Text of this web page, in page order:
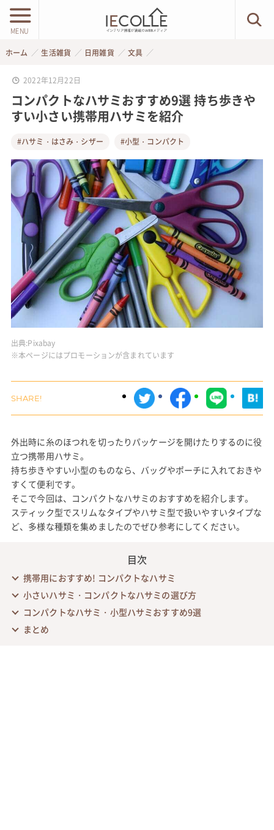
MENU
ホーム 生活雑貨 日用雑貨 文具
2022年12月22日
コンパクトなハサミおすすめ9選 持ち歩きや
すい小さい携帯用ハサミを紹介
#ハサミ・はさみ・シザー #小型・コンパクト
出典:Pixabay
※本ページにはプロモーションが含まれています
外出時に糸のほつれを切ったりパッケージを開けたりするのに役
立つ携帯用ハサミ。
持ち歩きやすい小型のものなら、バッグやポーチに入れておきや
すくて便利です。
そこで今回は、コンパクトなハサミのおすすめを紹介します。
スティック型でスリムなタイプやハサミ型で扱いやすいタイプな
ど、多様な種類を集めましたのでぜひ参考にしてください。
目次
携帯用におすすめ! コンパクトなハサミ
小さいハサミ・コンパクトなハサミの選び方
コンパクトなハサミ・小型ハサミおすすめ9選
まとめ